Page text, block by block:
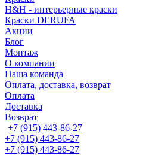
H&H - интерьерные краски
Краски DERUFA
Акции
Блог
Монтаж
О компании
Наша команда
Оплата, доставка, возврат
Оплата
Доставка
Возврат
+7 (915) 443-86-27
+7 (915) 443-86-27
+7 (915) 443-86-27